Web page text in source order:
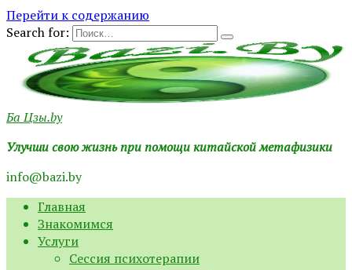
Перейти к содержанию
Search for:
Ба Цзы.by
Улучши свою жизнь при помощи китайской метафизики
info@bazi.by
Главная
Знакомимся
Услуги
Сессия психотерапии